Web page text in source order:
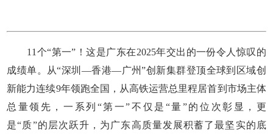
11个“第一”！这是广东在2025年交出的一份令人惊叹的
成绩单。从“深圳—香港—广州”创新集群登顶全球到区域创
新能力连续9年领跑全国，从高铁运营总里程居首到市场主体
总量领先，一系列“第一”不仅是“量”的位次彰显，更
是“质”的层次跃升，为广东高质量发展积蓄了最坚实的底